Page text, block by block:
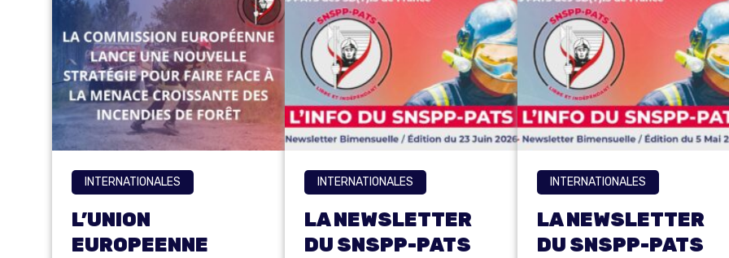
INTERNATIONALES
L’UNION
EUROPEENNE
INTERNATIONALES
LA NEWSLETTER
DU SNSPP-PATS
INTERNATIONALES
LA NEWSLETTER
DU SNSPP-PATS